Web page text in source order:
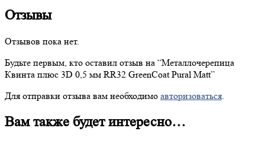
Отзывы
Отзывов пока нет.
Будьте первым, кто оставил отзыв на “Металлочерепица
Квинта плюс 3D 0,5 мм RR32 GreenCoat Pural Matt”
Для отправки отзыва вам необходимо авторизоваться
Вам также будет интересно…